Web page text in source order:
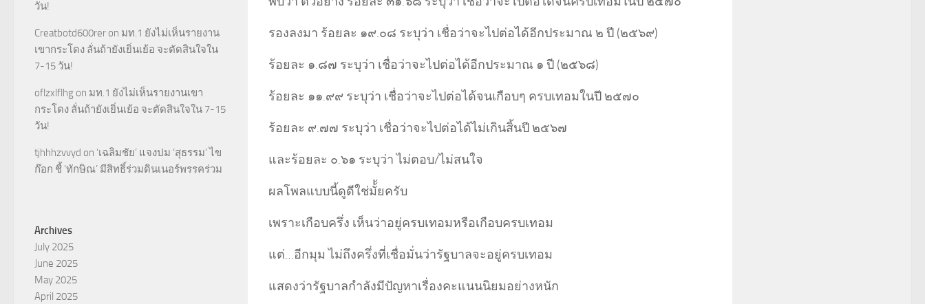
รองลงมา ร้อยละ ๑๙.๐๘ ระบุว่า เชื่อว่าจะไปต่อได้อีกประมาณ ๒ ปี (๒๕๖๙)
ร้อยละ ๑.๘๗ ระบุว่า เชื่อว่าจะไปต่อได้อีกประมาณ ๑ ปี (๒๕๖๘)
ร้อยละ ๑๑.๙๙ ระบุว่า เชื่อว่าจะไปต่อได้จนเกือบๆ ครบเทอมในปี ๒๕๗๐
ร้อยละ ๙.๗๗ ระบุว่า เชื่อว่าจะไปต่อได้ไม่เกินสิ้นปี ๒๕๖๗
และร้อยละ ๐.๖๑ ระบุว่า ไม่ตอบ/ไม่สนใจ
ผลโพลแบบนี้ดูดีใช่มั้้ยครับ
เพราะเกือบครึ่ง เห็นว่าอยู่ครบเทอมหรือเกือบครบเทอม
แต่…อีกมุม ไม่ถึงครึ่งที่เชื่อมั่นว่ารัฐบาลจะอยู่ครบเทอม
แสดงว่ารัฐบาลกำลังมีปัญหาเรื่องคะแนนนิยมอย่างหนัก
วัน!
Creatbotd600rer on มท.1 ยังไม่เห็นรายงาน
เขากระโดง ลั่นถ้ายังเยิ่นเย้อ จะตัดสินใจใน
7-15 วัน!
oflzxlflhg on มท.1 ยังไม่เห็นรายงานเขา
กระโดง ลั่นถ้ายังเยิ่นเย้อ จะตัดสินใจใน 7-15
วัน!
tjhhhzvvyd on ‘เฉลิมชัย’ แจงปม ‘สุธรรม’ ไข
ก๊อก ชี้ ‘ทักษิณ’ มีสิทธิ์ร่วมดินเนอร์พรรคร่วม
Archives
July 2025
June 2025
May 2025
April 2025